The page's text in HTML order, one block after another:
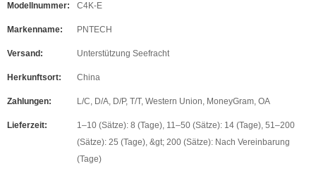
Modellnummer:
C4K-E
Markenname: PNTECH
Versand: Unterstützung Seefracht
Herkunftsort: China
Zahlungen: L/C, D/A, D/P, T/T, Western Union, MoneyGram, OA
Lieferzeit:
1–10 (Sätze): 8 (Tage), 11–50 (Sätze): 14 (Tage), 51–200
(Sätze): 25 (Tage), &gt; 200 (Sätze): Nach Vereinbarung
(Tage)